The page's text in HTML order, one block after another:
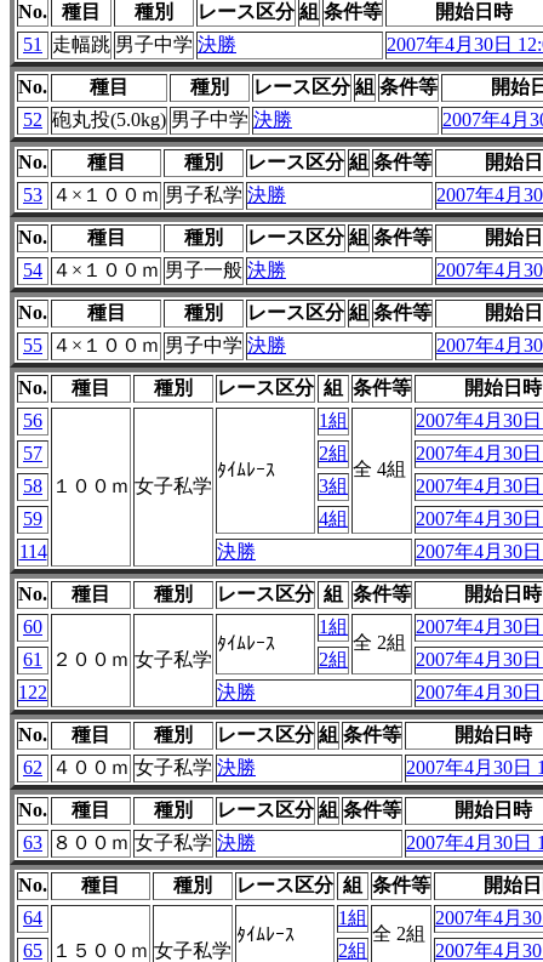
No. 種目 種別 レース区分 組 条件等
開始日時
51
走幅跳 男子中学 決勝 2007年4月30日
No. 種目 種別 レース区分 組 条件等
開始
52 砲丸投(5.0kg) 男子中学 決勝 2007年4月
No. 種目 種別 レース区分 組 条件等
開始
53
４×１００ｍ 男子私学 決勝 2007年4月
No. 種目 種別 レース区分 組 条件等
開始
54
４×１００ｍ 男子一般 決勝 2007年4月
No. 種目 種別 レース区分 組 条件等
開始
55
４×１００ｍ 男子中学 決勝 2007年4月
No. 種目 種別 レース区分 組 条件等
開始日時
56
１００ｍ 女子私学
ﾀｲﾑﾚｰｽ
1組
全 4組
2007年4月30
57
2組
2007年4月30
58
3組
2007年4月30
59
4組
2007年4月30
114
決勝 2007年4月30
No. 種目 種別 レース区分 組 条件等
開始日時
60
２００ｍ 女子私学
ﾀｲﾑﾚｰｽ
1組
全 2組
2007年4月30
61
2組
2007年4月30
122
決勝 2007年4月30
No. 種目 種別 レース区分 組 条件等
開始日時
62
４００ｍ 女子私学 決勝 2007年4月30日
No. 種目 種別 レース区分 組 条件等
開始日時
63
８００ｍ 女子私学 決勝 2007年4月30日
No. 種目 種別 レース区分 組 条件等
開始
64
１５００ｍ 女子私学
ﾀｲﾑﾚｰｽ
1組
全 2組
2007年4月
65
2組
2007年4月